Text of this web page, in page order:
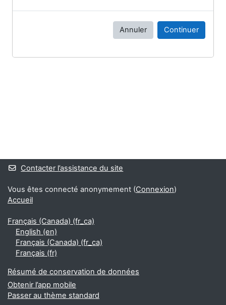
Annuler Continuer
Contacter l’assistance du site
Vous êtes connecté anonymement (Connexion)
Accueil
Français (Canada) ‎(fr_ca)‎
English ‎(en)‎
Français (Canada) ‎(fr_ca)‎
Français ‎(fr)‎
Résumé de conservation de données
Obtenir l’app mobile
Passer au thème standard